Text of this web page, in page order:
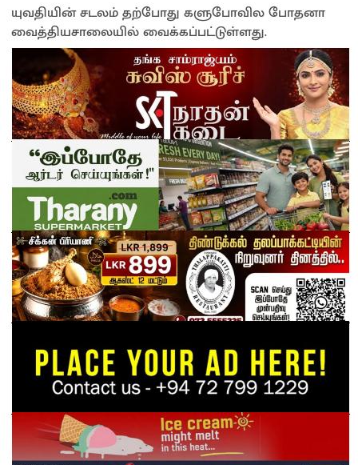
யுவதியின் சடலம் தற்போது களுபோவில போதனா
வைத்தியசாலையில் வைக்கப்பட்டுள்ளது.